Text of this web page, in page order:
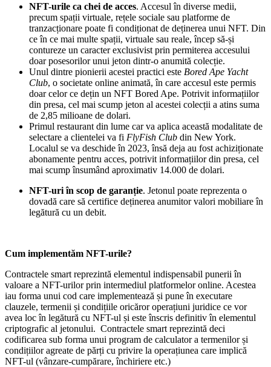
NFT-urile ca chei de acces. Accesul în diverse medii,
precum spații virtuale, rețele sociale sau platforme de
tranzacționare poate fi condiționat de deținerea unui NFT. Din
ce în ce mai multe spații, virtuale sau reale, încep să-și
contureze un caracter exclusivist prin permiterea accesului
doar posesorilor unui jeton dintr-o anumită colecție.
Unul dintre pionierii acestei practici este Bored Ape Yacht
Club, o societate online animată, în care accesul este permis
doar celor ce dețin un NFT Bored Ape. Potrivit informațiilor
din presa, cel mai scump jeton al acestei colecții a atins suma
de 2,85 milioane de dolari.
Primul restaurant din lume car va aplica această modalitate de
selectare a clientelei va fi FlyFish Club din New York.
Localul se va deschide în 2023, însă deja au fost achiziționate
abonamente pentru acces, potrivit informațiilor din presa, cel
mai scump însumând aproximativ 14.000 de dolari.
NFT-uri în scop de garanție. Jetonul poate reprezenta o
dovadă care să certifice deținerea anumitor valori mobiliare în
legătură cu un debit.
Cum implementăm NFT-urile?
Contractele smart reprezintă elementul indispensabil punerii în
valoare a NFT-urilor prin intermediul platformelor online. Acestea
iau forma unui cod care implementează și pune în executare
clauzele, termenii și condițiile oricăror operațiuni juridice ce vor
avea loc în legătură cu NFT-ul și este înscris definitiv în elementul
criptografic al jetonului. Contractele smart reprezintă deci
codificarea sub forma unui program de calculator a termenilor și
condițiilor agreate de părți cu privire la operațiunea care implică
NFT-ul (vânzare-cumpărare, închiriere etc.)